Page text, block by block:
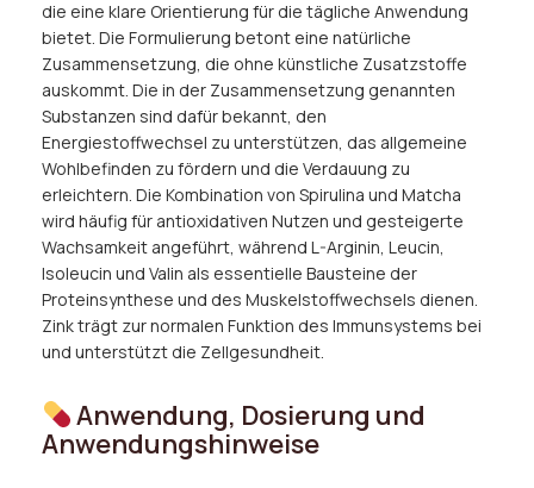
die eine klare Orientierung für die tägliche Anwendung
bietet. Die Formulierung betont eine natürliche
Zusammensetzung, die ohne künstliche Zusatzstoffe
auskommt. Die in der Zusammensetzung genannten
Substanzen sind dafür bekannt, den
Energiestoffwechsel zu unterstützen, das allgemeine
Wohlbefinden zu fördern und die Verdauung zu
erleichtern. Die Kombination von Spirulina und Matcha
wird häufig für antioxidativen Nutzen und gesteigerte
Wachsamkeit angeführt, während L-Arginin, Leucin,
Isoleucin und Valin als essentielle Bausteine der
Proteinsynthese und des Muskelstoffwechsels dienen.
Zink trägt zur normalen Funktion des Immunsystems bei
und unterstützt die Zellgesundheit.
Anwendung, Dosierung und
Anwendungshinweise